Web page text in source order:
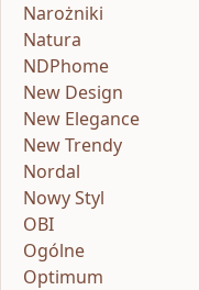
Narożniki
Natura
NDPhome
New Design
New Elegance
New Trendy
Nordal
Nowy Styl
OBI
Ogólne
Optimum